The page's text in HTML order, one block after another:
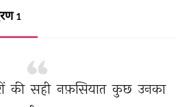
1
की सही नफ़सियात कुछ उनका